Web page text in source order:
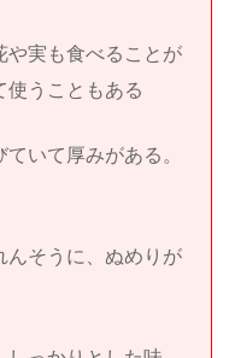
や実も食べることが
使うこともある
いて厚みがある。
んそうに、ぬめりが